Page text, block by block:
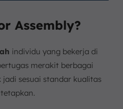
Assembly?
individu yang bekerja di
merakit berbagai
sesuai standar kualitas